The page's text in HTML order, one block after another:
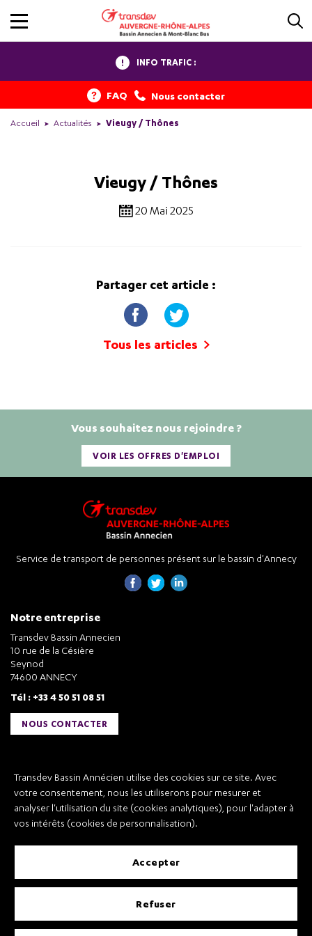
Transdev Bassin Annécien utilise des cookies sur ce site. Avec
votre consentement, nous les utiliserons pour mesurer et
analyser l'utilisation du site (cookies analytiques), pour l'adapter à
vos intérêts (cookies de personnalisation).
accepter
refuser
INFO TRAFIC :
FAQ Nous contacter
Accueil Actualités Vieugy / Thônes
Vieugy / Thônes
20 Mai 2025
Partager cet article :
Tous les articles
Vous souhaitez nous rejoindre ?
VOIR LES OFFRES D'EMPLOI
Service de transport de personnes présent sur le bassin d'Annecy
Notre entreprise
Transdev Bassin Annecien
10 rue de la Césière
Seynod
74600 ANNECY
Tél : +33 4 50 51 08 51
NOUS CONTACTER
Transdev Bassin Annécien
Recrutement
Conditions Générales de Vente et Transport
Conditions Générales d’Utilisation
Règlement